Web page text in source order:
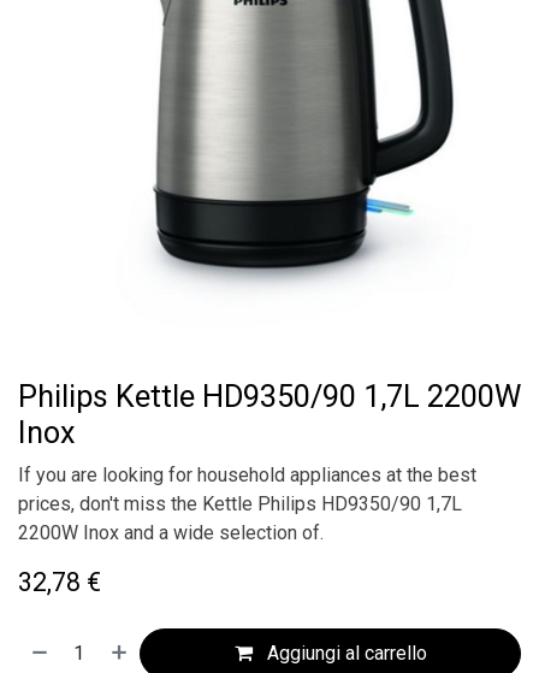
Philips Kettle HD9350/90 1,7L 2200W
Inox
If you are looking for household appliances at the best
prices, don't miss the Kettle Philips HD9350/90 1,7L
2200W Inox and a wide selection of.
32,78 €
Aggiungi al carrello